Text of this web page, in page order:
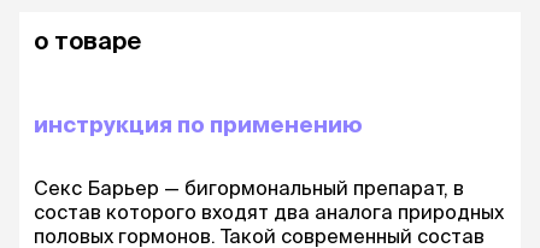
о товаре
инструкция по применению
Секс Барьер — бигормональный препарат, в
состав которого входят два аналога природных
половых гормонов. Такой современный состав